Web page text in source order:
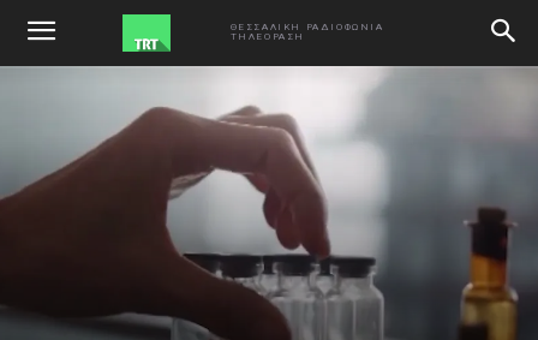
ΘΕΣΣΑΛΙΚΗ ΡΑΔΙΟΦΩΝΙΑ
ΤΗΛΕΟΡΑΣΗ
ΑΡΧΙΚΗ